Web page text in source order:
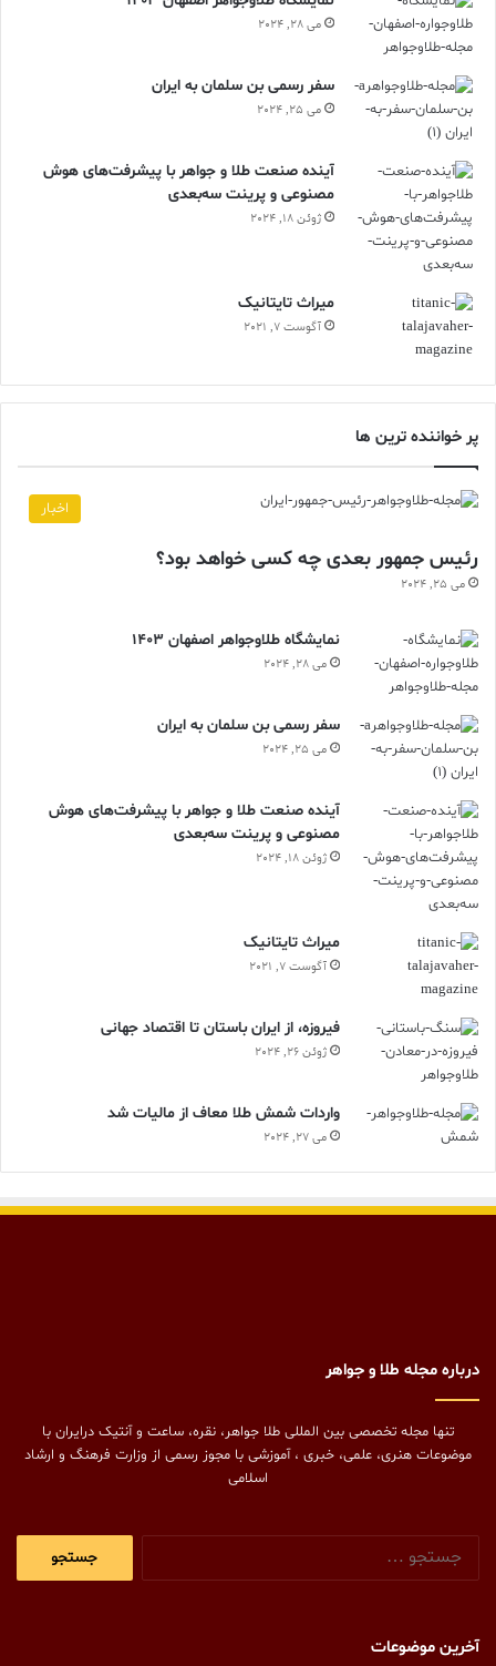
می 28, 2024
سفر رسمی بن سلمان به ایران
می 25, 2024
آینده صنعت طلا و جواهر با پیشرفت‌های هوش
مصنوعی و پرینت سه‌بعدی
ژوئن 18, 2024
ميراث تايتانيک
آگوست 7, 2021
پر خواننده ترین ها
اخبار
رئیس جمهور بعدی چه کسی خواهد بود؟
می 25, 2024
نمایشگاه طلاوجواهر اصفهان 1403
می 28, 2024
سفر رسمی بن سلمان به ایران
می 25, 2024
آینده صنعت طلا و جواهر با پیشرفت‌های هوش
مصنوعی و پرینت سه‌بعدی
ژوئن 18, 2024
ميراث تايتانيک
آگوست 7, 2021
فیروزه، از ایران باستان تا اقتصاد جهانی
ژوئن 26, 2024
واردات شمش طلا معاف از مالیات شد
می 27, 2024
درباره مجله طلا و جواهر
تنها مجله تخصصی بین المللی طلا جواهر، نقره، ساعت و آنتیک درایران با
موضوعات هنری، علمی، خبری ، آموزشی با مجوز رسمی از وزارت فرهنگ و ارشاد
اسلامی
آخرین موضوعات